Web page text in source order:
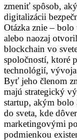
zmeniť spôsob,
digitalizácii
Otázka znie –
alebo naozaj
blockchain vo
spoločností, ktoré
technológií, vývoja
Byť jeho členom
majú strategický
startup, akým
do sveta, kde
marketingovými
podmienkou